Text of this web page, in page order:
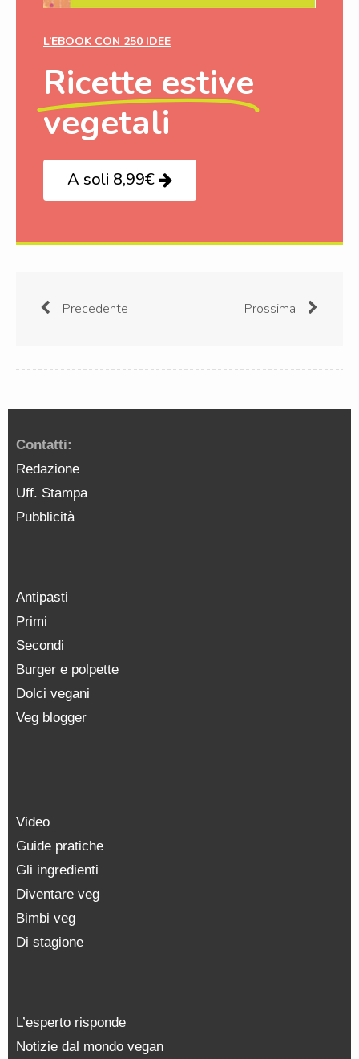
L’EBOOK CON 250 IDEE
Ricette estive
vegetali
A soli 8,99€
Precedente Prossima
Contatti:
Redazione
Uff. Stampa
Pubblicità
Antipasti
Primi
Secondi
Burger e polpette
Dolci vegani
Veg blogger
Video
Guide pratiche
Gli ingredienti
Diventare veg
Bimbi veg
Di stagione
L’esperto risponde
Notizie dal mondo vegan